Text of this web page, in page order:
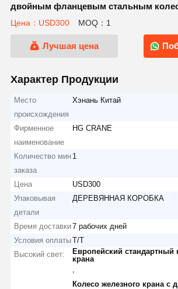
двойным фланцевым стальным
мостового крана 1-3T
Цена：USD300 MOQ：1
Лучшая цена
Характер Продукции
Место
происхождения
Хэнань Китай
Фирменное
наименование
HG CRANE
Количество мин
заказа
1
Цена
USD300
Упаковывая
детали
ДЕРЕВЯННАЯ КОРОБКА
Время доставки7 рабочих дней
Условия оплатыТ/Т
Высокий свет:
Европейский стандартный
крана
Колесо железного крана